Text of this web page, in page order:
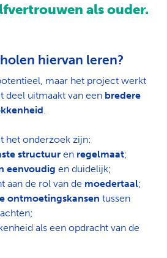
als ouder.
hiervan leren?
maar het project werkt
deel uitmaakt van een bredere
.
het onderzoek zijn:
structuur en regelmaat;
eenvoudig en duidelijk;
aan de rol van de moedertaal;
ontmoetingskansen tussen
als een opdracht van de